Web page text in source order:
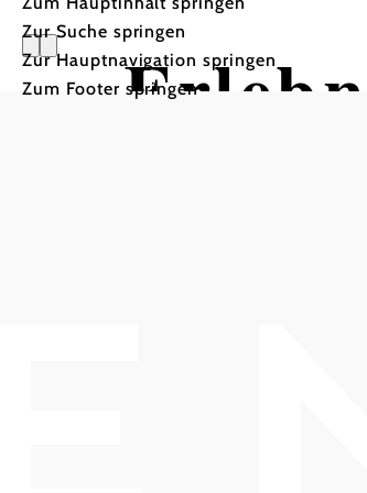
Zur Suche springen
Zur Hauptnavigation springen
Zum Footer springen